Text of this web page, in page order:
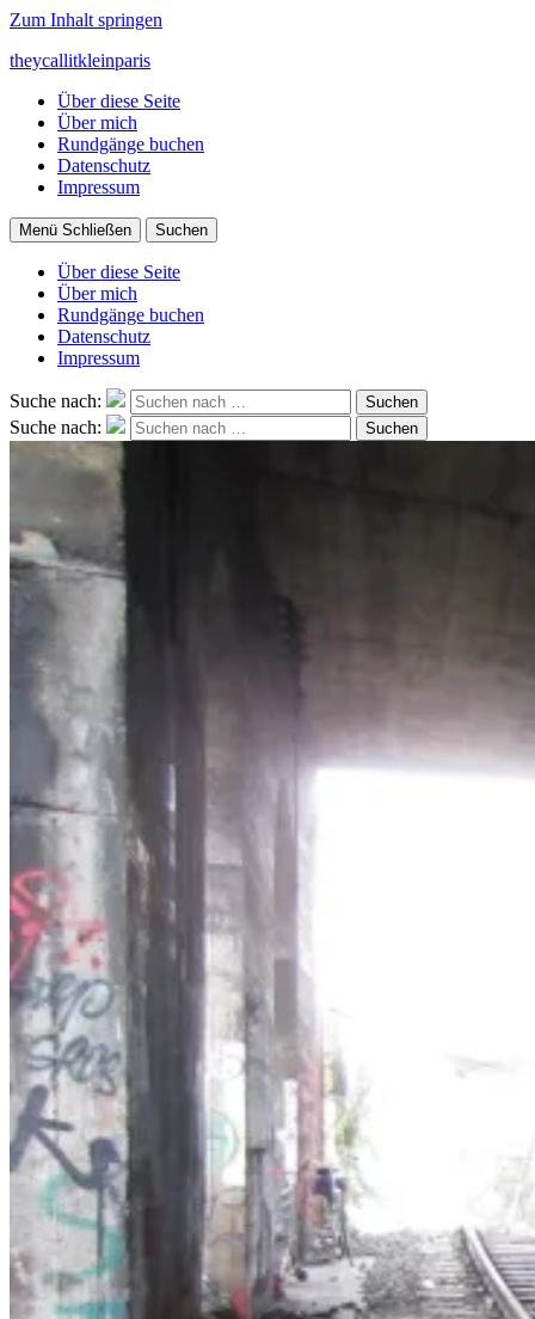
Zum Inhalt springen
theycallitkleinparis
Über diese Seite
Über mich
Rundgänge buchen
Datenschutz
Impressum
Menü Schließen Suchen
Über diese Seite
Über mich
Rundgänge buchen
Datenschutz
Impressum
Suche nach: Suchen
Suche nach: Suchen